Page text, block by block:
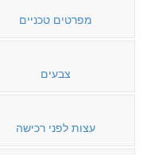
מפרטים טכניים
צבעים
עצות לפני רכישה